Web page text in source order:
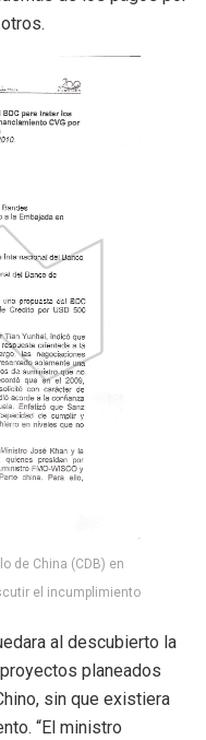
de China (CDB) en
el incumplimiento
al descubierto la
planeados
sin que existiera
“El ministro